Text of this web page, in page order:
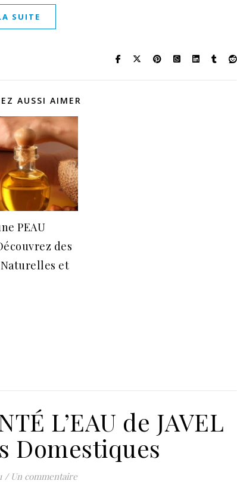
SUITE
AUSSI AIMER
PEAU
des
et
L’EAU de JAVEL
Domestiques
/ Un commentaire